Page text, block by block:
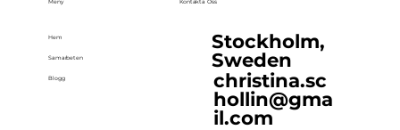
Meny
Hem
Samarbeten
Blogg
Kontakta Oss
Stockholm,
Sweden
christina.sc
hollin@gma
il.com